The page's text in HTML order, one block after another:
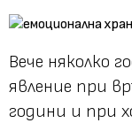
Вече няколко
явление при
години и при